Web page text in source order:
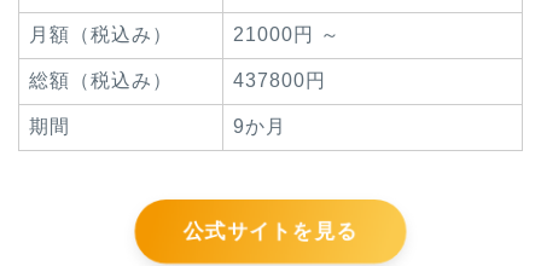
月額（税込み） 21000円 ～
総額（税込み） 437800円
期間 9か月
公式サイトを見る